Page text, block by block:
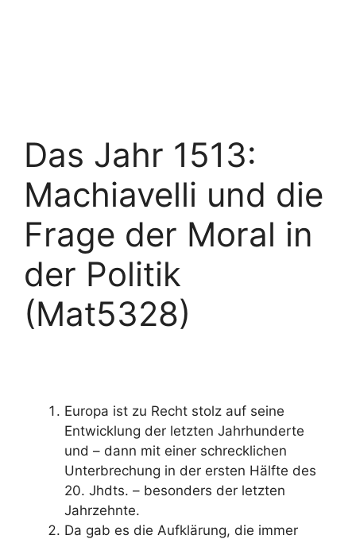
Das Jahr 1513:
Machiavelli und die
Frage der Moral in
der Politik
(Mat5328)
Europa ist zu Recht stolz auf seine
Entwicklung der letzten Jahrhunderte
und – dann mit einer schrecklichen
Unterbrechung in der ersten Hälfte des
20. Jhdts. – besonders der letzten
Jahrzehnte.
Da gab es die Aufklärung, die immer